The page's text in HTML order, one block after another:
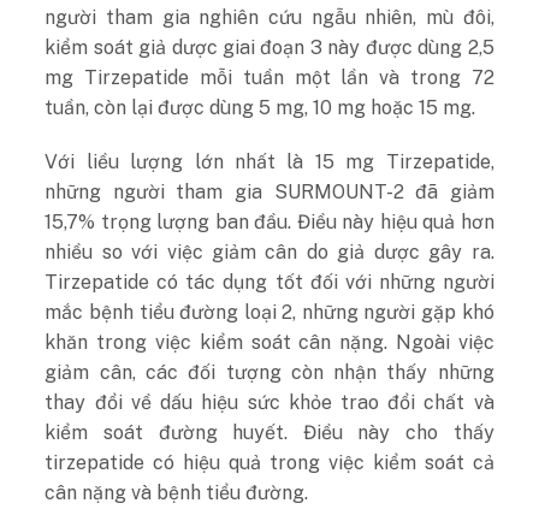
người tham gia nghiên cứu ngẫu nhiên, mù đôi,
kiểm soát giả dược giai đoạn 3 này được dùng 2,5
mg Tirzepatide mỗi tuần một lần và trong 72
tuần, còn lại được dùng 5 mg, 10 mg hoặc 15 mg.
Với liều lượng lớn nhất là 15 mg Tirzepatide,
những người tham gia SURMOUNT-2 đã giảm
15,7% trọng lượng ban đầu. Điều này hiệu quả hơn
nhiều so với việc giảm cân do giả dược gây ra.
Tirzepatide có tác dụng tốt đối với những người
mắc bệnh tiểu đường loại 2, những người gặp khó
khăn trong việc kiểm soát cân nặng. Ngoài việc
giảm cân, các đối tượng còn nhận thấy những
thay đổi về dấu hiệu sức khỏe trao đổi chất và
kiểm soát đường huyết. Điều này cho thấy
tirzepatide có hiệu quả trong việc kiểm soát cả
cân nặng và bệnh tiểu đường.